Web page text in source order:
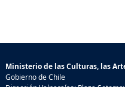
Ministerio de las Culturas, las
Gobierno de Chile